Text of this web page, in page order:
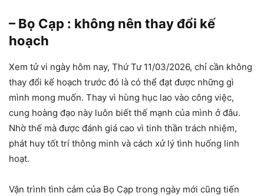
– Bọ Cạp : không nên thay đổi kế
hoạch
Xem tử vi ngày hôm nay, Thứ Tư 11/03/2026, chỉ cần không
thay đổi kế hoạch trước đó là có thể đạt được những gì
mình mong muốn. Thay vì hùng hục lao vào công việc,
cung hoàng đạo này luôn biết thế mạnh của mình ở đâu.
Nhờ thế mà được đánh giá cao vì tinh thần trách nhiệm,
phát huy tốt trí thông minh và cách xử lý tình huống linh
hoạt.
Vận trình tình cảm của Bọ Cạp trong ngày mới cũng tiến